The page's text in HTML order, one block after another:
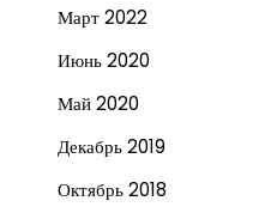
Март 2022
Июнь 2020
Май 2020
Декабрь 2019
Октябрь 2018